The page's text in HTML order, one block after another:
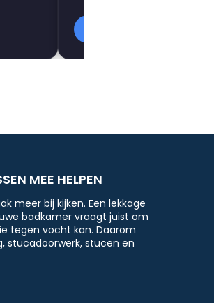
MEE HELPEN
meer bij kijken. Een lekkage
badkamer vraagt juist om
tegen vocht kan. Daarom
stucadoorwerk, stucen en